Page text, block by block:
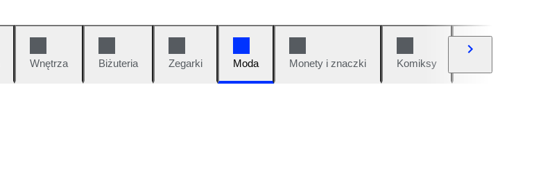
Wnętrza Biżuteria Zegarki Moda Monety i znaczki Komiksy